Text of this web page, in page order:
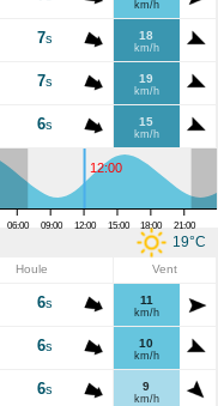
km/h
7s 18
km/h
7s 19
km/h
6s 15
km/h
12:00
06:00 09:00 12:00 15:00 18:00 21:00
19°C
Houle Vent
6s 11
km/h
6s 10
km/h
6s 9
km/h